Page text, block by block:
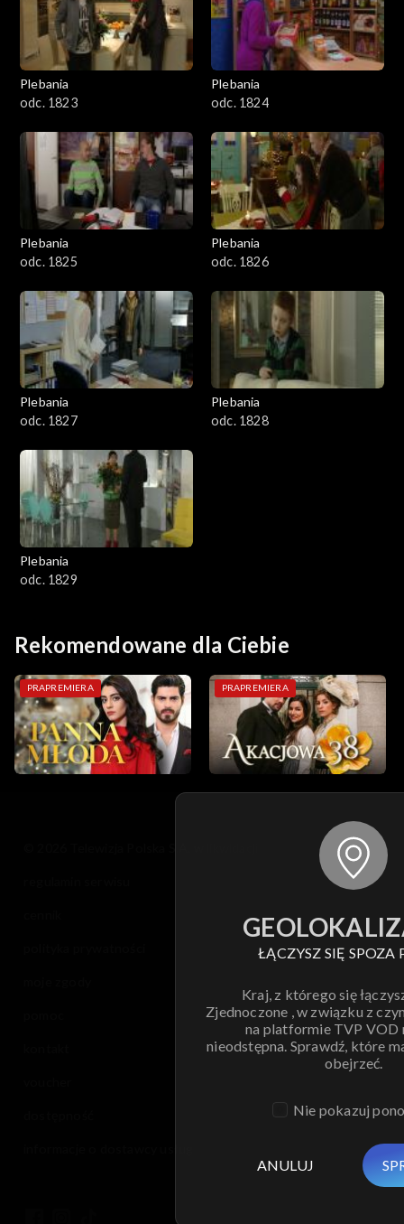
Plebania
odc. 1823
Plebania
odc. 1824
Plebania
odc. 1825
Plebania
odc. 1826
Plebania
odc. 1827
Plebania
odc. 1828
Plebania
odc. 1829
Rekomendowane dla Ciebie
PRAPREMIERA PRAPREMIERA
ŁĄCZYSZ SIĘ SPOZA
Kraj, z którego się
Zjednoczone , w związku z
na platformie TVP VOD
nieodstępna. Sprawdź, które
obejrzeć.
Nie pokazuj
ANULUJ